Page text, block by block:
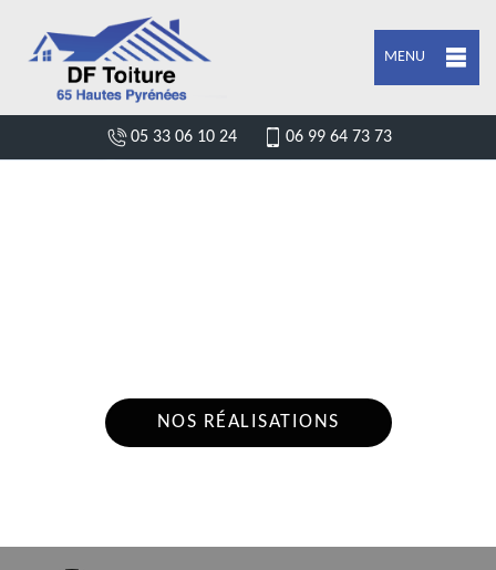
MENU
05 33 06 10 24 06 99 64 73 73
NOS RÉALISATIONS